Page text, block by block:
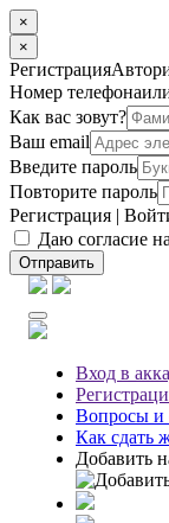
×
×
Регистрация
Номер телефона
Как вас зовут?
Ваш email
Введите пароль
Повторите пароль
Регистрация |
Даю согласие
Отправить
Вход в
Вопросы и
Как сдать
Добавить